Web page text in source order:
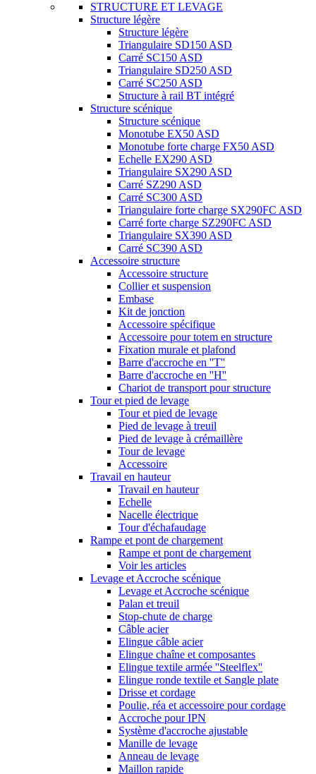
STRUCTURE ET LEVAGE
Structure légère
Structure légère
Triangulaire SD150 ASD
Carré SC150 ASD
Triangulaire SD250 ASD
Carré SC250 ASD
Structure à rail BT intégré
Structure scénique
Structure scénique
Monotube EX50 ASD
Monotube forte charge FX50 ASD
Echelle EX290 ASD
Triangulaire SX290 ASD
Carré SZ290 ASD
Carré SC300 ASD
Triangulaire forte charge SX290FC ASD
Carré forte charge SZ290FC ASD
Triangulaire SX390 ASD
Carré SC390 ASD
Accessoire structure
Accessoire structure
Collier et suspension
Embase
Kit de jonction
Accessoire spécifique
Accessoire pour totem en structure
Fixation murale et plafond
Barre d'accroche en ''T''
Barre d'accroche en ''H''
Chariot de transport pour structure
Tour et pied de levage
Tour et pied de levage
Pied de levage à treuil
Pied de levage à crémaillère
Tour de levage
Accessoire
Travail en hauteur
Travail en hauteur
Echelle
Nacelle électrique
Tour d'échafaudage
Rampe et pont de chargement
Rampe et pont de chargement
Voir les articles
Levage et Accroche scénique
Levage et Accroche scénique
Palan et treuil
Stop-chute de charge
Câble acier
Elingue câble acier
Elingue chaîne et composantes
Elingue textile armée ''Steelflex''
Elingue ronde textile et Sangle plate
Drisse et cordage
Poulie, réa et accessoire pour cordage
Accroche pour IPN
Système d'accroche ajustable
Manille de levage
Anneau de levage
Maillon rapide